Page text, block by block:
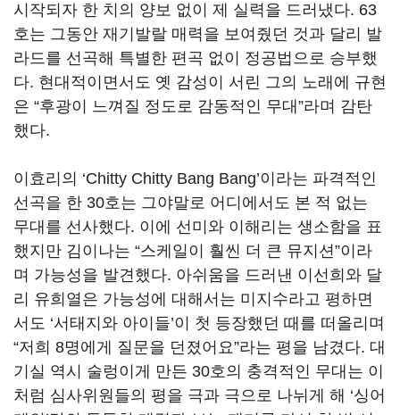
시작되자 한 치의 양보 없이 제 실력을 드러냈다. 63
호는 그동안 재기발랄 매력을 보여줬던 것과 달리 발
라드를 선곡해 특별한 편곡 없이 정공법으로 승부했
다. 현대적이면서도 옛 감성이 서린 그의 노래에 규현
은 “후광이 느껴질 정도로 감동적인 무대 ”라며 감탄
했다.
이효리의 ‘Chitty Chitty Bang Bang’이라는 파격적인
선곡을 한 30호는 그야말로 어디에서도 본 적 없는
무대를 선사했다. 이에 선미와 이해리는 생소함을 표
했지만 김이나는 “스케일이 훨씬 더 큰 뮤지션”이라
며 가능성을 발견했다. 아쉬움을 드러낸 이선희와 달
리 유희열은 가능성에 대해서는 미지수라고 평하면
서도 ‘서태지와 아이들’이 첫 등장했던 때를 떠올리며
“저희 8명에게 질문을 던졌어요”라는 평을 남겼다. 대
기실 역시 술렁이게 만든 30호의 충격적인 무대는 이
처럼 심사위원들의 평을 극과 극으로 나뉘게 해 ‘싱어